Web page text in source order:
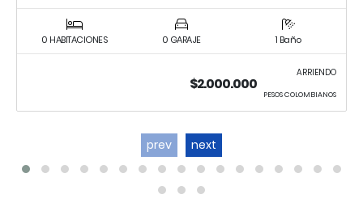
0 HABITACIONES 0 GARAJE 1 Baño
ARRIENDO
$2.000.000
PESOS COLOMBIANOS
prev next